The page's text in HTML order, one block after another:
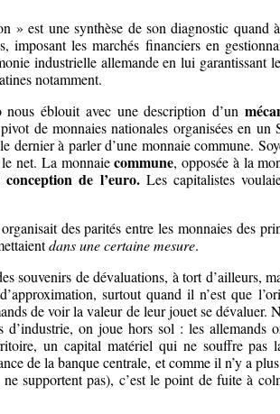
» est une synthèse de son diagnostic quand
imposant les marchés financiers en
industrielle allemande en lui garantissant
notamment.
éblouit avec une description d’un
de monnaies nationales organisées en
dernier à parler d’une monnaie commune.
le net. La monnaiecommune, opposée à la
de l’euro.Les capitalistes
des parités entre les monnaies des
dans une certaine mesure.
souvenirs de dévaluations, à tort d’ailleurs,
surtout quand il n’est que
de voir la valeur de leur jouet se dévaluer.
on joue hors sol : les allemands
un capital matériel qui ne souffre pas
de la banque centrale, et comme il n’y a
supportent pas), c’est le point de fuite à